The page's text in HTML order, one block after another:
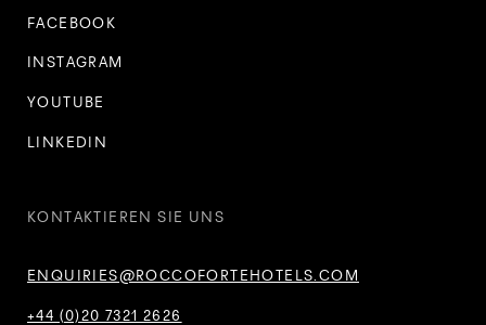
FACEBOOK
INSTAGRAM
YOUTUBE
LINKEDIN
KONTAKTIEREN SIE UNS
ENQUIRIES@ROCCOFORTEHOTELS.COM
+44 (0)20 7321 2626